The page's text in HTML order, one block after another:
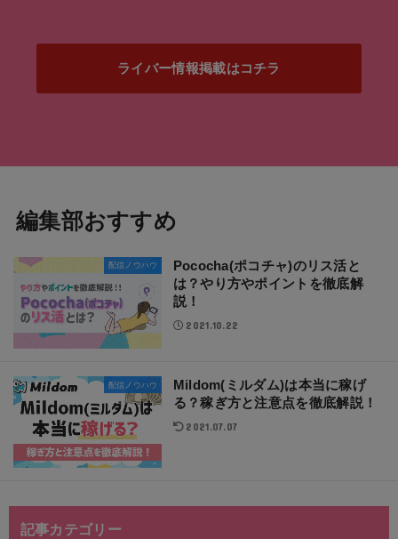
ライバー情報掲載はコチラ
編集部おすすめ
配信ノウハウ
Pococha(ポコチャ)のリス活と
は？やり方やポイントを徹底解
説！
2021.10.22
配信ノウハウ
Mildom(ミルダム)は本当に稼げ
る？稼ぎ方と注意点を徹底解説！
2021.07.07
記事カテゴリー